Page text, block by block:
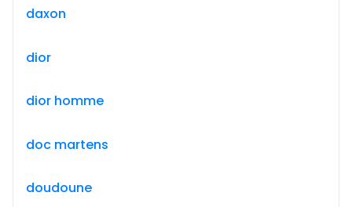
daxon
dior
dior homme
doc martens
doudoune